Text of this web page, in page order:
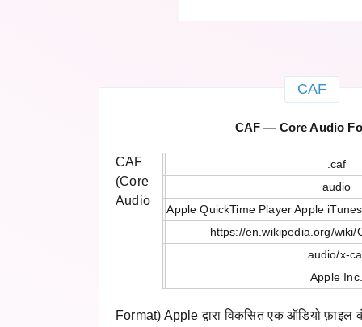
CAF
CAF — Core Audio
.caf
audio
Apple QuickTime Player Apple
https://en.wikipedia.org/wiki/
audio/x-
Apple Inc.
CAF
(Core
Audio
Format) Apple द्वारा विकसित एक ऑडियो